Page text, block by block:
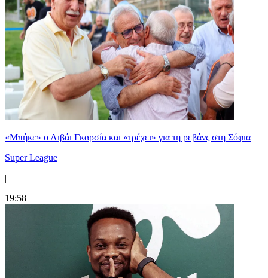
«Μπήκε» ο Λιβάι Γκαρσία και «τρέχει» για τη ρεβάνς στη Σόφια
Super League
|
19:58